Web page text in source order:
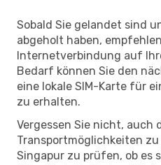
Sobald Sie gelandet sind
abgeholt haben,
Internetverbindung auf
Bedarf können Sie den
eine lokale SIM-Karte für
zu erhalten.
Vergessen Sie nicht, auch
Transportmöglichkeiten
Singapur zu prüfen, ob es